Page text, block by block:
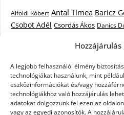
Hozzájárulás
A legjobb felhasználói élmény
technológiákat használunk, mint
eszközinformációkat és/vagy
technológiákhoz való hozzájárulás
adatokat dolgozzunk fel ezen az
vagy az egyedi azonosítók. A
Alföldi Róbert Antal Tímea Baricz
Csobot Adél Csordás Ákos Danics
Kovács
Krasznai Tünde Like LiL C. Malek
Nagy Feró Oláh Gergő Péterffy Lili
Cowell Szabó Dávid Szabó Ádám
Tarány Tamás Tóth Gabi Vastag